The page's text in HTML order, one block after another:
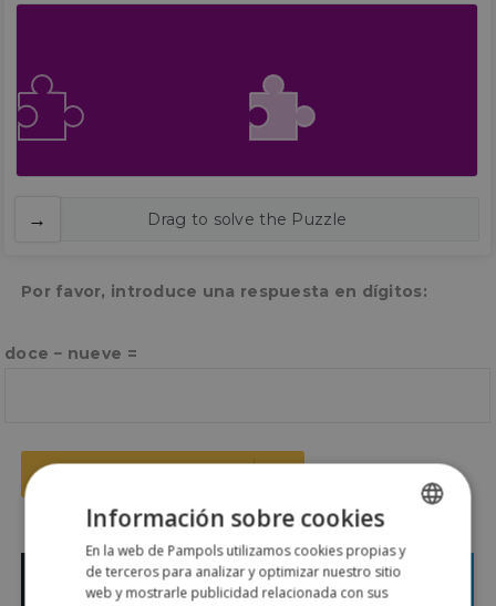
Drag to solve the Puzzle
Por favor, introduce una respuesta en dígitos:
doce − nueve =
SPANISH
ENGLISH
Información sobre cookies
En la web de Pampols utilizamos cookies propias y
de terceros para analizar y optimizar nuestro sitio
web y mostrarle publicidad relacionada con sus